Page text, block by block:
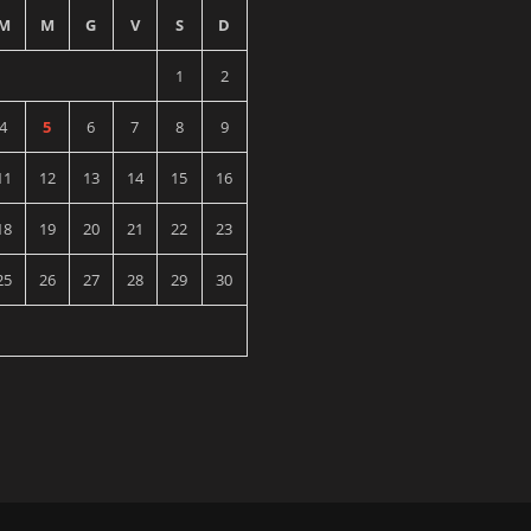
M G V S D
1 2
4 5 6 7 8 9
12 13 14 15 16
19 20 21 22 23
26 27 28 29 30